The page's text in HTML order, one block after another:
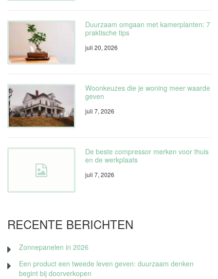
Duurzaam omgaan met kamerplanten: 7
praktische tips
juli 20, 2026
Woonkeuzes die je woning meer waarde
geven
juli 7, 2026
De beste compressor merken voor thuis
en de werkplaats
juli 7, 2026
RECENTE BERICHTEN
Zonnepanelen in 2026
Een product een tweede leven geven: duurzaam denken
begint bij doorverkopen